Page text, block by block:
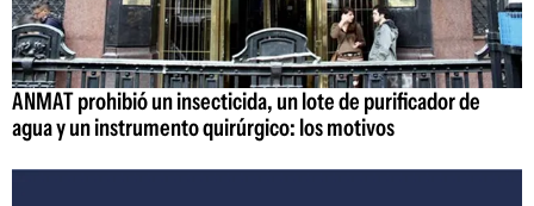
ANMAT prohibió un insecticida, un lote de purificador de
agua y un instrumento quirúrgico: los motivos